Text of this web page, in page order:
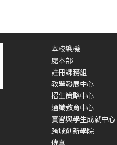
本校總機
處本部
註冊課務組
教學發展中心
招生策略中心
通識教育中心
實習與學生成就中心
跨域創新學院
傳真